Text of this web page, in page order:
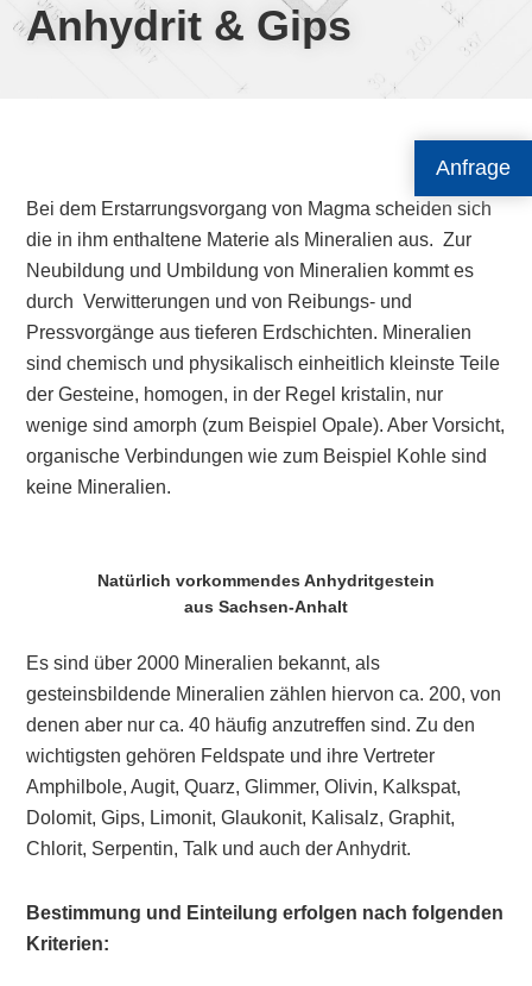
Anfrage
Anhydrit & Gips
Bei dem Erstarrungsvorgang von Magma scheiden sich
die in ihm enthaltene Materie als Mineralien aus. Zur
Neubildung und Umbildung von Mineralien kommt es
durch Verwitterungen und von Reibungs- und
Pressvorgänge aus tieferen Erdschichten. Mineralien
sind chemisch und physikalisch einheitlich kleinste Teile
der Gesteine, homogen, in der Regel kristalin, nur
wenige sind amorph (zum Beispiel Opale). Aber Vorsicht,
organische Verbindungen wie zum Beispiel Kohle sind
keine Mineralien.
Natürlich vorkommendes Anhydritgestein
aus Sachsen-Anhalt
Es sind über 2000 Mineralien bekannt, als
gesteinsbildende Mineralien zählen hiervon ca. 200, von
denen aber nur ca. 40 häufig anzutreffen sind. Zu den
wichtigsten gehören Feldspate und ihre Vertreter
Amphilbole, Augit, Quarz, Glimmer, Olivin, Kalkspat,
Dolomit, Gips, Limonit, Glaukonit, Kalisalz, Graphit,
Chlorit, Serpentin, Talk und auch der Anhydrit.
Bestimmung und Einteilung erfolgen nach folgenden
Kriterien: